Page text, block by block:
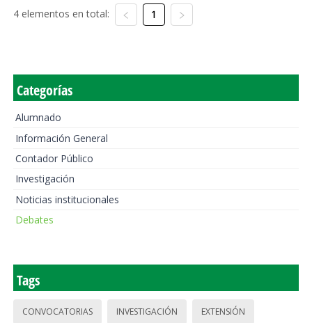
4 elementos en total: 1
Categorías
Alumnado
Información General
Contador Público
Investigación
Noticias institucionales
Debates
Tags
CONVOCATORIAS INVESTIGACIÓN EXTENSIÓN